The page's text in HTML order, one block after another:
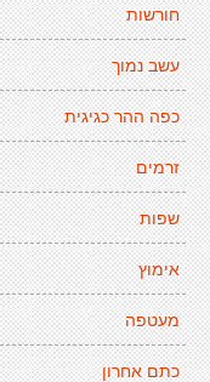
חורשות
עשב נמוך
כפה ההר כגיגית
זרמים
שפות
אימוץ
מעטפה
כתם אחרון